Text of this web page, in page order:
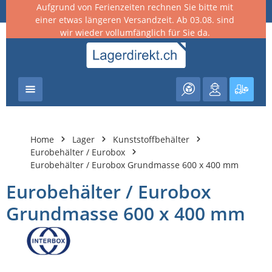
springen
Aufgrund von Ferienzeiten rechnen Sie bitte mit
einer etwas längeren Versandzeit. Ab 03.08. sind
wir wieder vollumfänglich für Sie da.
Home Lager
Kunststoffbehälter
Eurobehälter / Eurobox
Eurobehälter / Eurobox Grundmasse 600 x 400 mm
Eurobehälter / Eurobox
Grundmasse 600 x 400 mm